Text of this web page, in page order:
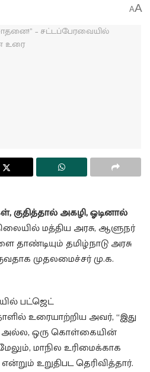
AA
குதித்தால் அகழி, ஓடினால்
மத்திய அரசு, ஆளுநர்
தாண்டியும் தமிழ்நாடு அரசு
முதலமைச்சர் மு.க.
பட்ஜெட்
உரையாற்றிய அவர், “இது
அல்ல, ஒரு கொள்கையின்
மாநில உரிமைக்காக
உறுதிபட தெரிவித்தார்.